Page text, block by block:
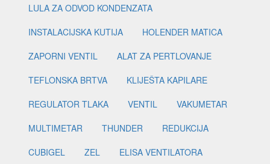
LULA ZA ODVOD KONDENZATA
INSTALACIJSKA KUTIJA
HOLENDER MATICA
ZAPORNI VENTIL
ALAT ZA PERTLOVANJE
TEFLONSKA BRTVA
KLIJEŠTA KAPILARE
REGULATOR TLAKA
VENTIL
VAKUMETAR
MULTIMETAR
THUNDER
REDUKCIJA
CUBIGEL
ZEL
ELISA VENTILATORA